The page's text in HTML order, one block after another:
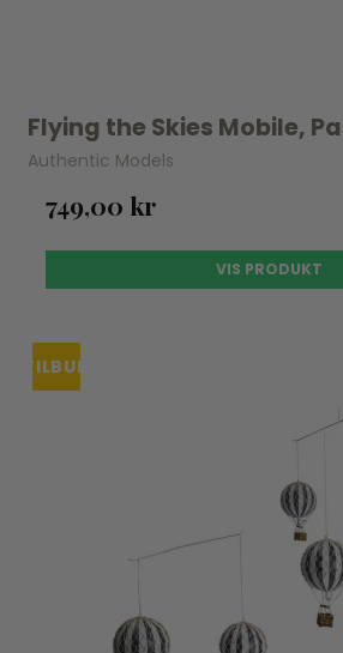
Flying the Skies Mobile,
Authentic Models
749,00 kr
VIS PRODUKT
TILBUDUDSOLGT